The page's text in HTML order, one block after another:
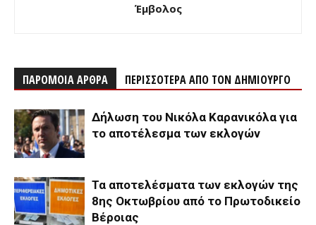
Έμβολος
ΠΑΡΟΜΟΙΑ ΑΡΘΡΑ ΠΕΡΙΣΣΟΤΕΡΑ ΑΠΟ ΤΟΝ ΔΗΜΙΟΥΡΓΟ
Δήλωση του Νικόλα Καρανικόλα για
το αποτέλεσμα των εκλογών
Τα αποτελέσματα των εκλογών της
8ης Οκτωβρίου από το Πρωτοδικείο
Βέροιας